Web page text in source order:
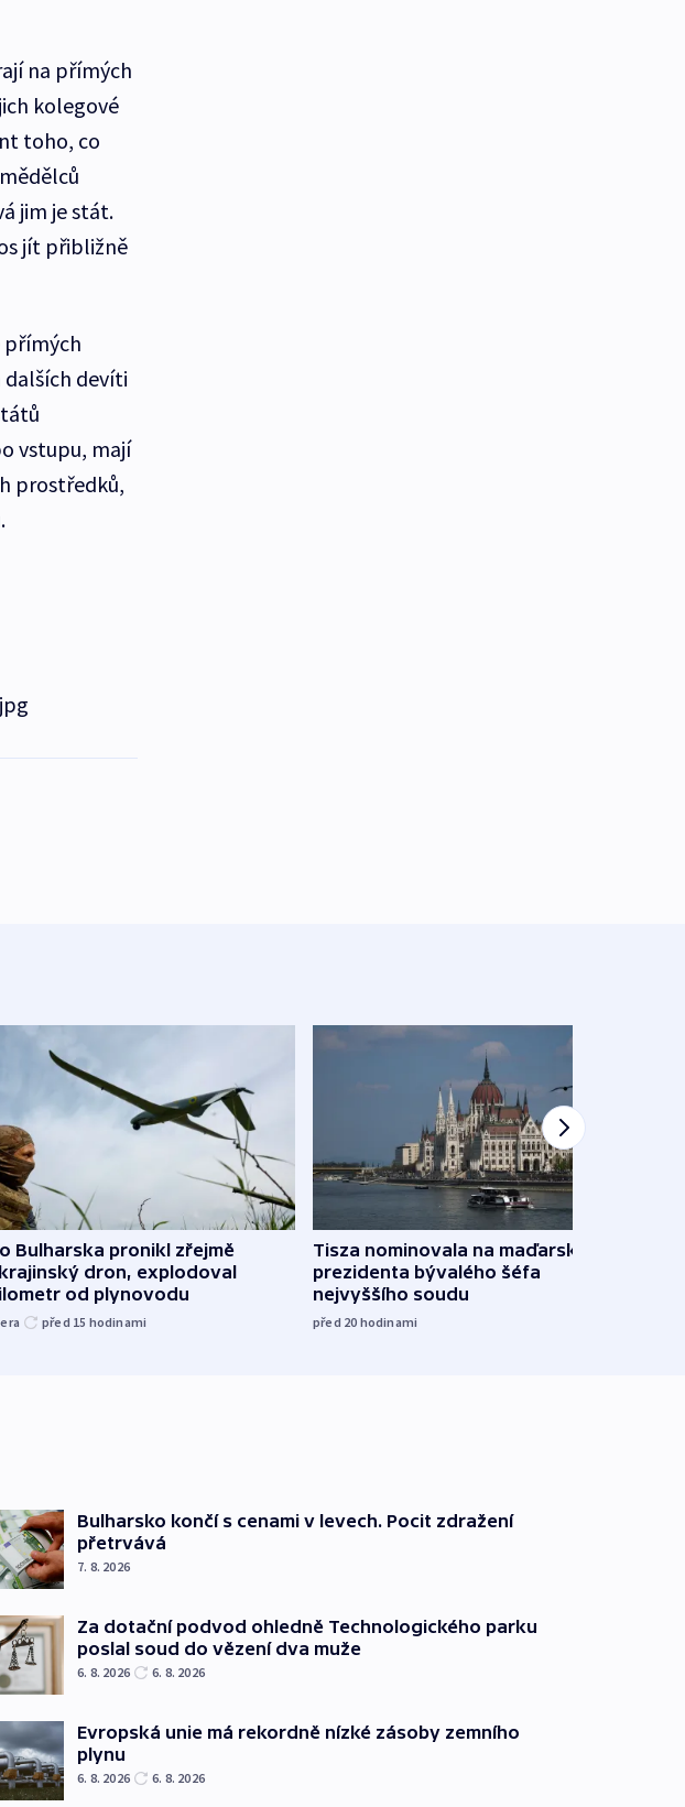
na přímých
kolegové
toho, co
jim je stát.
jít přibližně
přímých
dalších devíti
vstupu, mají
prostředků,
Bulharska pronikl zřejmě
dron, explodoval
od plynovodu
před 15 hodinami
Tisza nominovala na maďarského
prezidenta bývalého šéfa
nejvyššího soudu
před 20 hodinami
Bulharsko končí s cenami v levech. Pocit zdražení
přetrvává
7. 8. 2026
Za dotační podvod ohledně Technologického parku
poslal soud do vězení dva muže
6. 8. 2026 6. 8. 2026
Evropská unie má rekordně nízké zásoby zemního
plynu
6. 8. 2026 6. 8. 2026